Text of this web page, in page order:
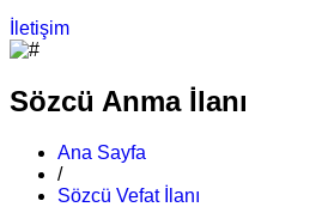
İletişim
Sözcü Anma İlanı
Ana Sayfa
/
Sözcü Vefat İlanı